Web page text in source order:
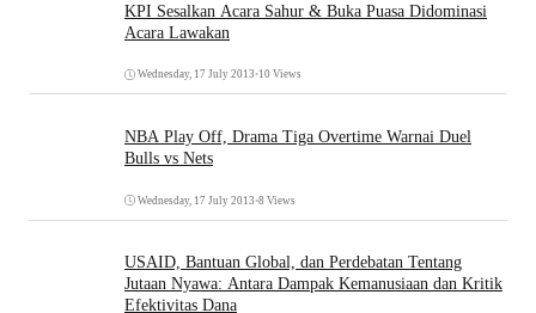
KPI Sesalkan Acara Sahur & Buka Puasa Didominasi
Acara Lawakan
Wednesday, 17 July 2013 •10 Views
NBA Play Off, Drama Tiga Overtime Warnai Duel
Bulls vs Nets
Wednesday, 17 July 2013 •8 Views
USAID, Bantuan Global, dan Perdebatan Tentang
Jutaan Nyawa: Antara Dampak Kemanusiaan dan Kritik
Efektivitas Dana